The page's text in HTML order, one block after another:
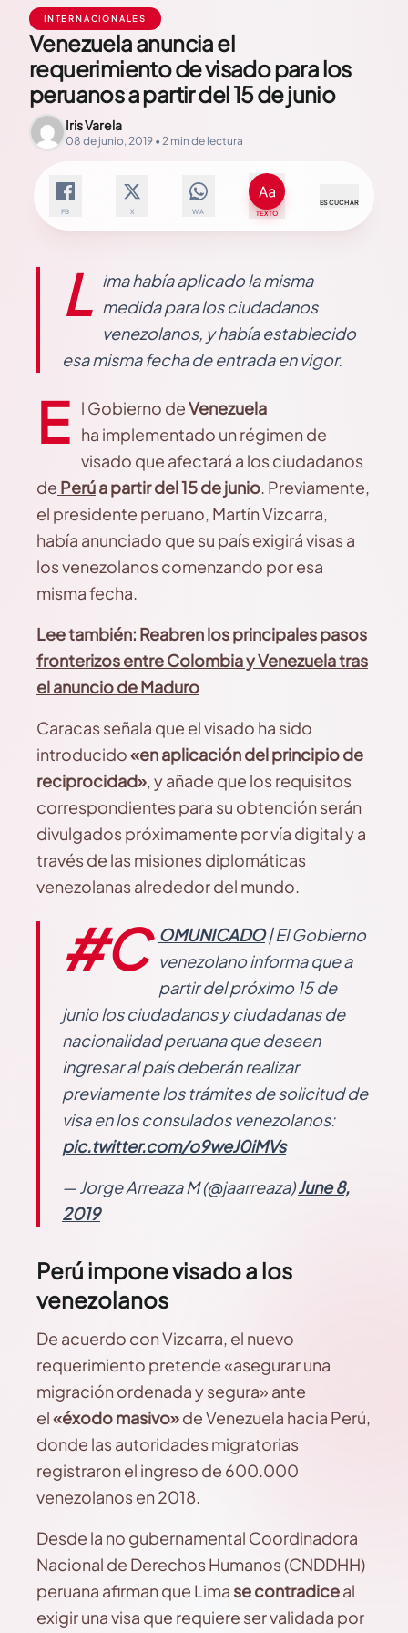
INTERNACIONALES
Venezuela anuncia el
requerimiento de visado para los
peruanos a partir del 15 de junio
Iris Varela
08 de junio, 2019 • 2 min de lectura
FB X WA TEXTO
ESCUCHAR
L ima había aplicado la misma
medida para los ciudadanos
venezolanos, y había establecido
esa misma fecha de entrada en vigor.
E l Gobierno deVenezuela
ha implementado un régimen de
visado que afectará a los ciudadanos
de Perúa partir del 15 de junio. Previamente,
el presidente peruano, Martín Vizcarra,
había anunciado que su país exigirá visas a
los venezolanos comenzando por esa
misma fecha.
Lee también: Reabren los principales pasos
fronterizos entre Colombia y Venezuela tras
el anuncio de Maduro
Caracas señala que el visado ha sido
introducido«en aplicación del principio de
reciprocidad», y añade que los requisitos
correspondientes para su obtención serán
divulgados próximamente por vía digital y a
través de las misiones diplomáticas
venezolanas alrededor del mundo.
#C OMUNICADO| El Gobierno
venezolano informa que a
partir del próximo 15 de
junio los ciudadanos y ciudadanas de
nacionalidad peruana que deseen
ingresar al país deberán realizar
previamente los trámites de solicitud de
visa en los consulados venezolanos:
pic.twitter.com/o9weJ0iMVs
— Jorge Arreaza M (@jaarreaza)June 8,
2019
Perú impone visado a los
venezolanos
De acuerdo con Vizcarra, el nuevo
requerimiento pretende «asegurar una
migración ordenada y segura» ante
el«éxodo masivo»de Venezuela hacia Perú,
donde las autoridades migratorias
registraron el ingreso de 600.000
venezolanos en 2018.
Desde la no gubernamental Coordinadora
Nacional de Derechos Humanos (CNDDHH)
peruana afirman que Lima se contradiceal
exigir una visa que requiere ser validada por